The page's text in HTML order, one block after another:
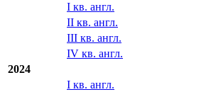
I кв. англ.
II кв. англ.
III кв. англ.
IV кв. англ.
2024
I кв. англ.